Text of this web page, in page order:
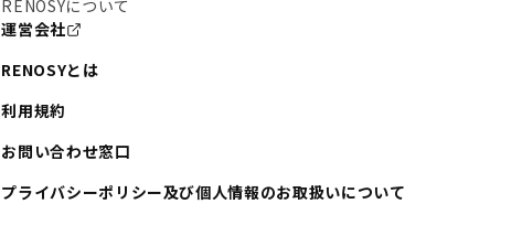
RENOSYについて
運営会社
RENOSYとは
利用規約
お問い合わせ窓口
プライバシーポリシー及び個人情報のお取扱いについて